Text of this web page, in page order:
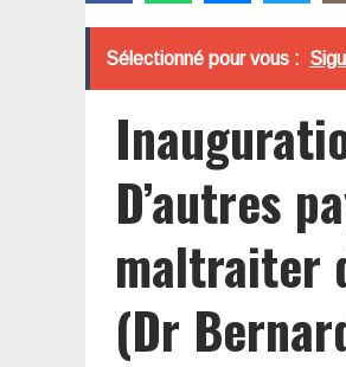
Sélectionné pour vous :
D’autres
maltraiter
(Dr